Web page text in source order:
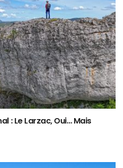
: Le Larzac, Oui… Mais